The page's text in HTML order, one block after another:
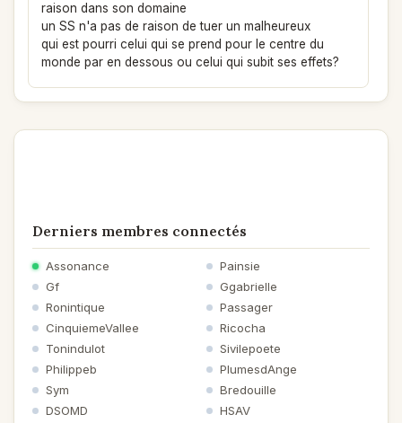
raison dans son domaine
un SS n'a pas de raison de tuer un malheureux
qui est pourri celui qui se prend pour le centre du
monde par en dessous ou celui qui subit ses effets?
Derniers membres connectés
Assonance
Painsie
Gf
Ggabrielle
Ronintique
Passager
CinquiemeVallee
Ricocha
Tonindulot
Sivilepoete
Philippeb
PlumesdAnge
Sym
Bredouille
DSOMD
HSAV